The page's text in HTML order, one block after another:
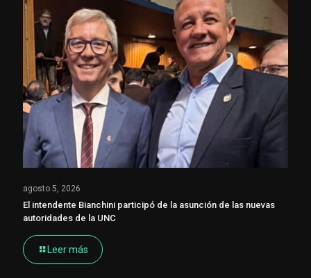
agosto 5, 2026
El intendente Bianchini participó de la asunción de las nuevas
autoridades de la UNC
Leer más